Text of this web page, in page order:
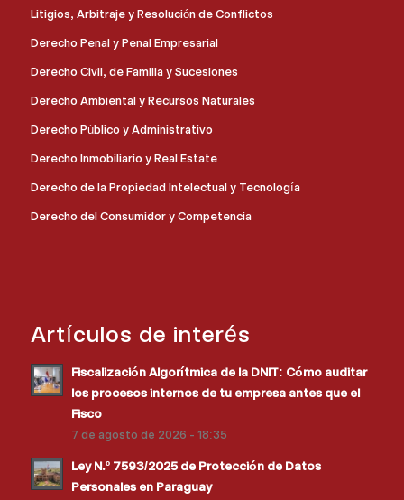
Litigios, Arbitraje y Resolución de Conflictos
Derecho Penal y Penal Empresarial
Derecho Civil, de Familia y Sucesiones
Derecho Ambiental y Recursos Naturales
Derecho Público y Administrativo
Derecho Inmobiliario y Real Estate
Derecho de la Propiedad Intelectual y Tecnología
Derecho del Consumidor y Competencia
Artículos de interés
Fiscalización Algorítmica de la DNIT: Cómo auditar
los procesos internos de tu empresa antes que el
Fisco
7 de agosto de 2026 - 18:35
Ley N.º 7593/2025 de Protección de Datos
Personales en Paraguay